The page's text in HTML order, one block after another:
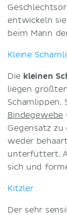
entwickeln
beim Mann
Kleine
Die kleinen
liegen
Schamlippen.
Bindegewebe
Gegensatz
weder
unterfüttert.
sich und
Kitzler
Der sehr